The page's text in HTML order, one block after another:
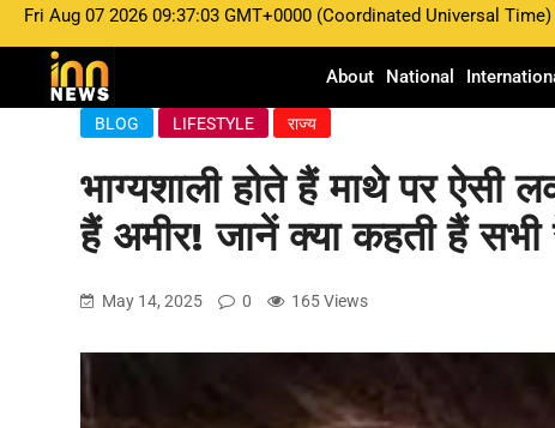
Fri Aug 07 2026 09:37:03 GMT+0000 (Coordinated Universal Time)
About National
BLOG LIFESTYLE राज्य
भाग्यशाली होते हैं माथे पर ऐसी
हैं अमीर! जानें क्या कहती हैं सभी
May 14, 2025 0 165 Views